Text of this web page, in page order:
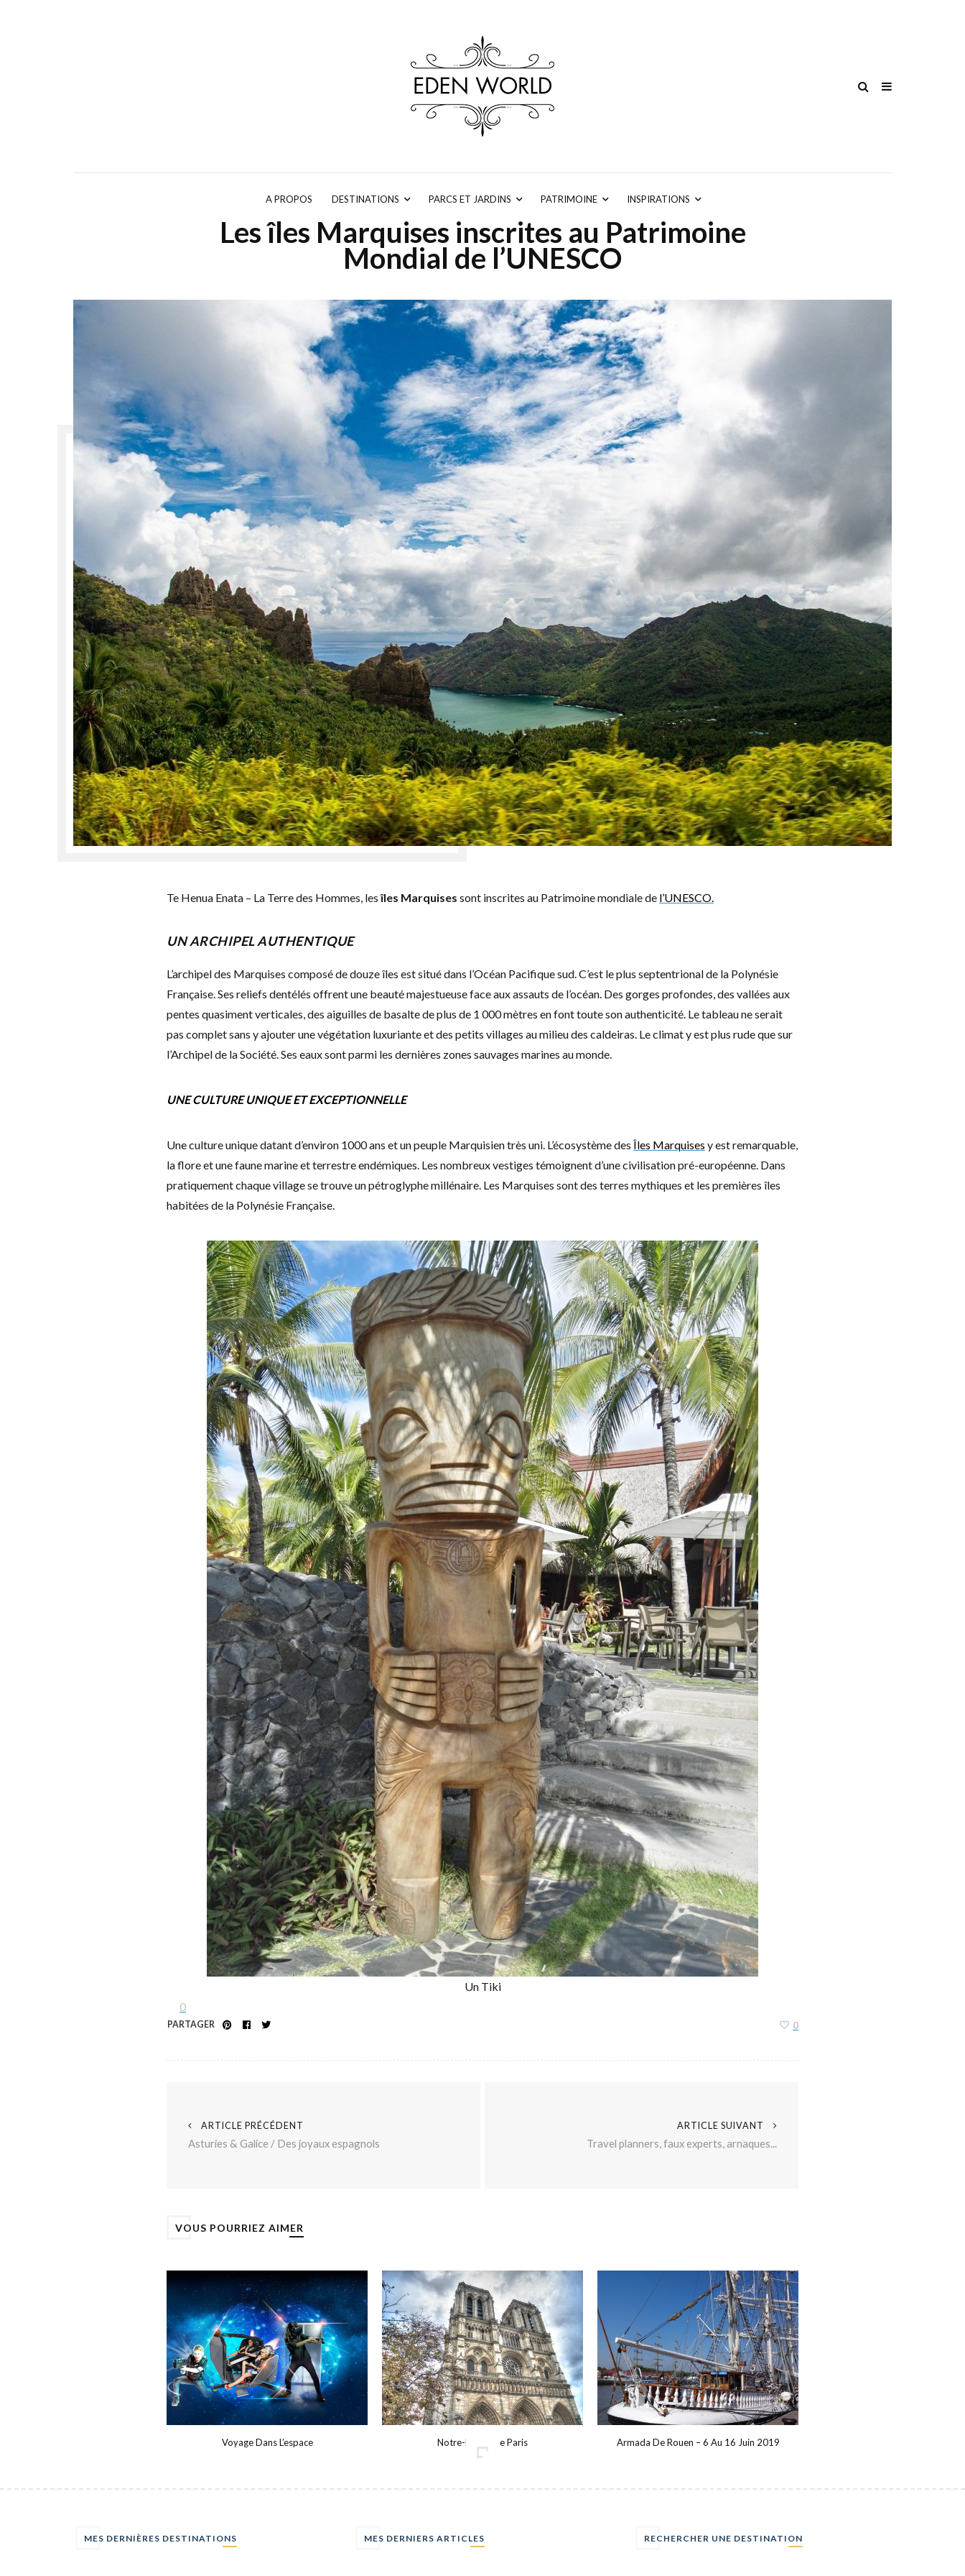
A PROPOS DESTINATIONS PARCS ET JARDINS PATRIMOINE INSPIRATIONS
Les îles Marquises inscrites au Patrimoine
Mondial de l’UNESCO
Te Henua Enata – La Terre des Hommes, lesîles Marquises sont inscrites au Patrimoine mondiale de l’UNESCO.
UN ARCHIPEL AUTHENTIQUE
L’archipel des Marquises composé de douze îles est situé dans l’Océan Pacifique sud. C’est le plus septentrional de la Polynésie
Française. Ses reliefs dentélés offrent une beauté majestueuse face aux assauts de l’océan. Des gorges profondes, des vallées aux
pentes quasiment verticales, des aiguilles de basalte de plus de 1 000 mètres en font toute son authenticité. Le tableau ne serait
pas complet sans y ajouter une végétation luxuriante et des petits villages au milieu des caldeiras. Le climat y est plus rude que sur
l’Archipel de la Société. Ses eaux sont parmi les dernières zones sauvages marines au monde.
UNE CULTURE UNIQUE ET EXCEPTIONNELLE
Une culture unique datant d’environ 1000 ans et un peuple Marquisien très uni. L’écosystème des Îles Marquises y est remarquable,
la flore et une faune marine et terrestre endémiques. Les nombreux vestiges témoignent d’une civilisation pré-européenne. Dans
pratiquement chaque village se trouve un pétroglyphe millénaire. Les Marquises sont des terres mythiques et les premières îles
habitées de la Polynésie Française.
Un Tiki
0
PARTAGER 0
ARTICLE PRÉCÉDENT
Asturies & Galice / Des joyaux espagnols
ARTICLE SUIVANT
Travel planners, faux experts, arnaques...
VOUS POURRIEZ AIMER
Voyage Dans L’espace Notre-Dame De Paris Armada De Rouen – 6 Au 16 Juin 2019
MES DERNIÈRES DESTINATIONS MES DERNIERS ARTICLES RECHERCHER UNE DESTINATION